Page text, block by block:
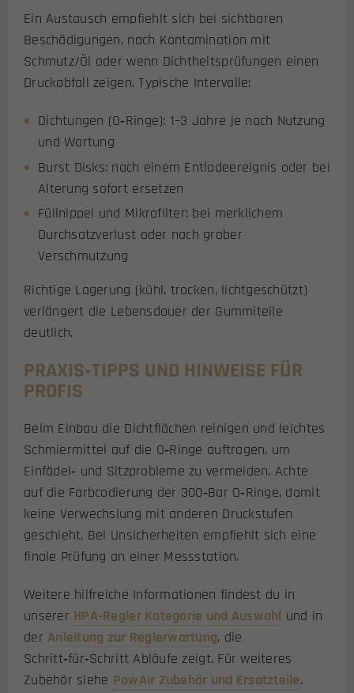
Ein Austausch empfiehlt sich bei sichtbaren
Beschädigungen, nach Kontamination mit
Schmutz/Öl oder wenn Dichtheitsprüfungen einen
Druckabfall zeigen. Typische Intervalle:
Dichtungen (O‑Ringe): 1–3 Jahre je nach Nutzung
und Wartung
Burst Disks: nach einem Entladeereignis oder bei
Alterung sofort ersetzen
Füllnippel und Mikrofilter: bei merklichem
Durchsatzverlust oder nach grober
Verschmutzung
Richtige Lagerung (kühl, trocken, lichtgeschützt)
verlängert die Lebensdauer der Gummiteile
deutlich.
PRAXIS‑TIPPS UND HINWEISE FÜR
PROFIS
Beim Einbau die Dichtflächen reinigen und leichtes
Schmiermittel auf die O‑Ringe auftragen, um
Einfädel‑ und Sitzprobleme zu vermeiden. Achte
auf die Farbcodierung der 300‑Bar O‑Ringe, damit
keine Verwechslung mit anderen Druckstufen
geschieht. Bei Unsicherheiten empfiehlt sich eine
finale Prüfung an einer Messstation.
Weitere hilfreiche Informationen findest du in
unserer HPA‑Regler Kategorie und Auswahl und in
der Anleitung zur Reglerwartung, die
Schritt‑für‑Schritt Abläufe zeigt. Für weiteres
Zubehör siehe PowAir Zubehör und Ersatzteile.